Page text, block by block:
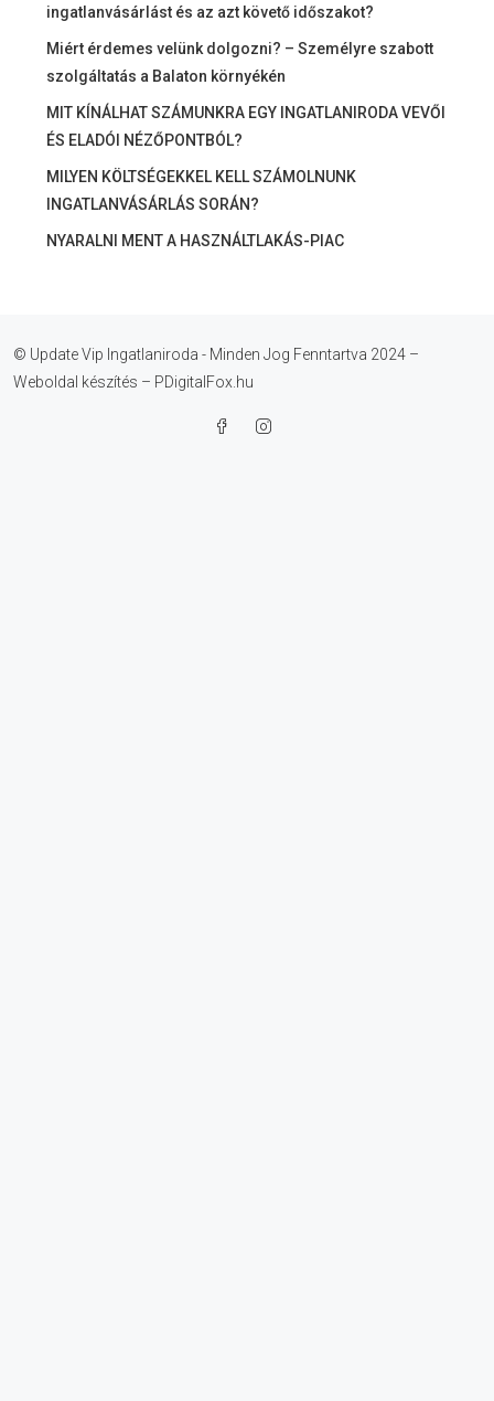
ingatlanvásárlást és az azt követő időszakot?
Miért érdemes velünk dolgozni? – Személyre szabott
szolgáltatás a Balaton környékén
MIT KÍNÁLHAT SZÁMUNKRA EGY INGATLANIRODA VEVŐI
ÉS ELADÓI NÉZŐPONTBÓL?
MILYEN KÖLTSÉGEKKEL KELL SZÁMOLNUNK
INGATLANVÁSÁRLÁS SORÁN?
NYARALNI MENT A HASZNÁLTLAKÁS-PIAC
© Update Vip Ingatlaniroda - Minden Jog Fenntartva 2024 –
Weboldal készítés – PDigitalFox.hu